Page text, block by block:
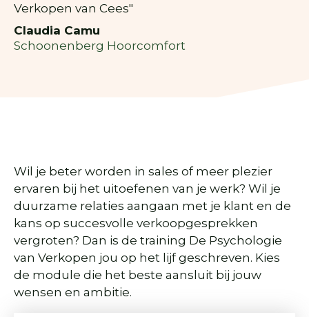
Verkopen van Cees"
Claudia Camu
Schoonenberg Hoorcomfort
Wil je beter worden in sales of meer plezier
ervaren bij het uitoefenen van je werk? Wil je
duurzame relaties aangaan met je klant en de
kans op succesvolle verkoopgesprekken
vergroten? Dan is de training De Psychologie
van Verkopen jou op het lijf geschreven. Kies
de module die het beste aansluit bij jouw
wensen en ambitie.